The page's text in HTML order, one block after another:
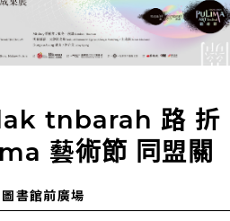
tnbarah 路 折
藝術節 同盟關
書館前廣場